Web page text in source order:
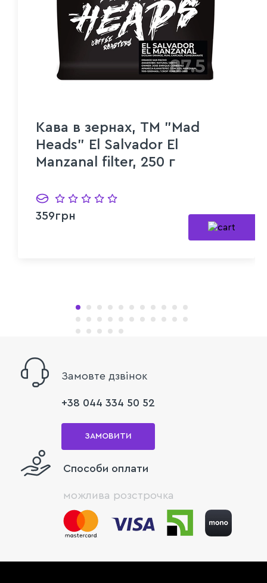
Кава в зернах, ТМ "Mad
Heads" El Salvador El
Manzanal filter, 250 г
359грн
Замовте дзвінок
+38 044 334 50 52
ЗАМОВИТИ
Способи оплати
можлива розстрочка